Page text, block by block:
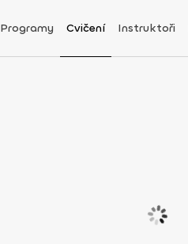
Programy Cvičení Instruktoři